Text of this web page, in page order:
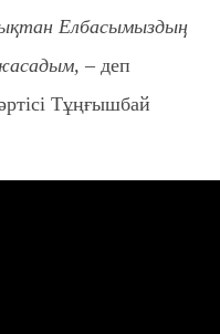
Елбасымыздың
– деп
Тұңғышбай